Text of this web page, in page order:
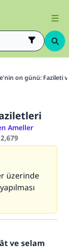
on günü: Fazileti
Ameller
üzerinde
ve selam